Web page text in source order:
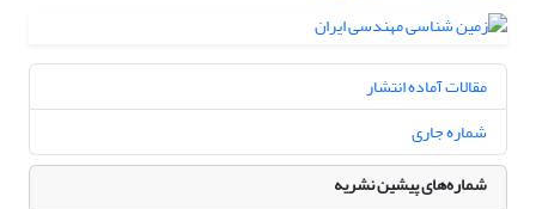
مقالات آماده انتشار
شماره جاری
شماره‌های پیشین نشریه